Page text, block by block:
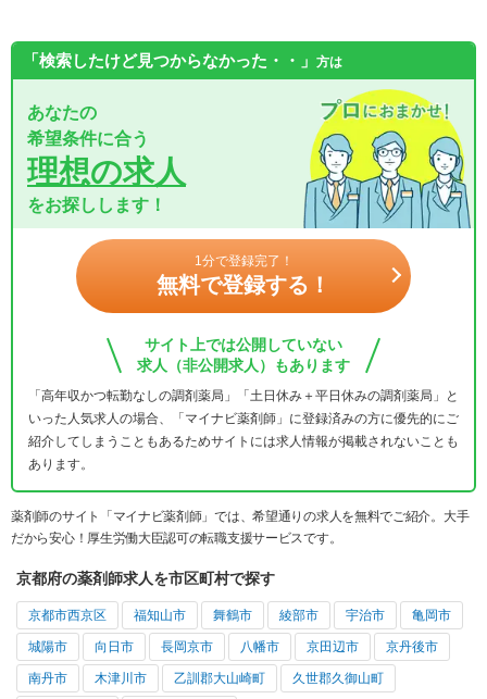
「検索したけど見つからなかった・・」 方は
あなたの
希望条件に合う
理想の求人
をお探しします！
1分で登録完了！
無料で登録する！
サイト上では公開していない
求人（非公開求人）もあります
「高年収かつ転勤なしの調剤薬局」「土日休み＋平日休みの調剤薬局」と
いった人気求人の場合、「マイナビ薬剤師」に登録済みの方に優先的にご
紹介してしまうこともあるためサイトには求人情報が掲載されないことも
あります。
薬剤師のサイト「マイナビ薬剤師」では、希望通りの求人を無料でご紹介。大手
だから安心！厚生労働大臣認可の転職支援サービスです。
京都府の薬剤師求人を市区町村で探す
京都市西京区 福知山市 舞鶴市 綾部市 宇治市 亀岡市
城陽市 向日市 長岡京市 八幡市 京田辺市 京丹後市
南丹市 木津川市 乙訓郡大山崎町 久世郡久御山町